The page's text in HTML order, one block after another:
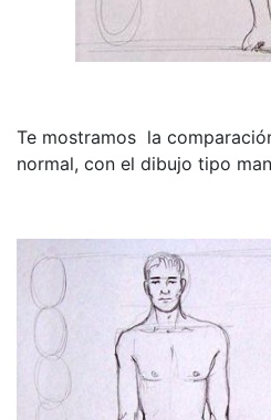
Te mostramos la
normal, con el dibujo tipo